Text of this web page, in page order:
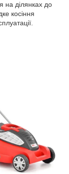
на ділянках до
косіння